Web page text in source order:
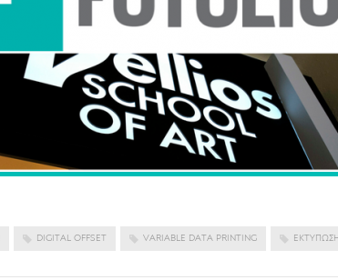
DIGITAL OFFSET VARIABLE DATA PRINTING ΕΚΤΎΠΩΣΗ